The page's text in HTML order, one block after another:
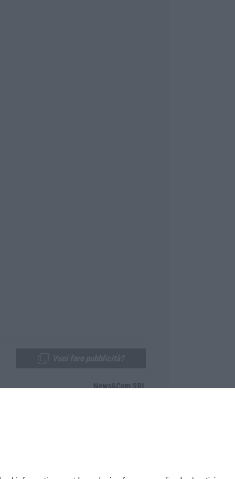
News&Com SRL